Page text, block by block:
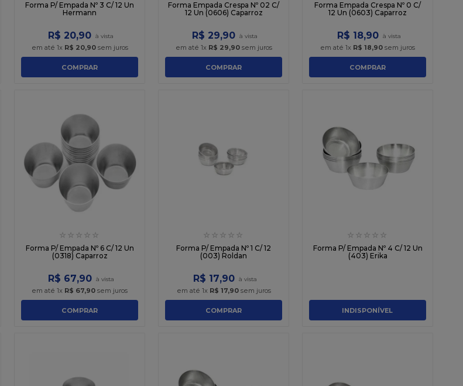
Forma P/ Empada Nº 3 C/ 12 Un
Hermann
R$ 20,90
em até 1x R$ 20,90sem juros
COMPRAR
Forma Empada Crespa Nº 02 C/
12 Un (0606) Caparroz
R$ 29,90
em até 1x R$ 29,90sem juros
COMPRAR
Forma Empada Crespa Nº 0 C/
12 Un (0603) Caparroz
R$ 18,90
em até 1x R$ 18,90 sem juros
COMPRAR
☆ ☆ ☆ ☆ ☆
Forma P/ Empada Nº 6 C/ 12 Un
(0318) Caparroz
R$ 67,90
em até 1x R$ 67,90 sem juros
COMPRAR
☆ ☆ ☆ ☆ ☆
Forma P/ Empada Nº 1 C/ 12
(003) Roldan
R$ 17,90
em até 1x R$ 17,90sem juros
COMPRAR
☆ ☆ ☆ ☆ ☆
Forma P/ Empada Nº 4 C/ 12 Un
(403) Erika
INDISPONÍVEL